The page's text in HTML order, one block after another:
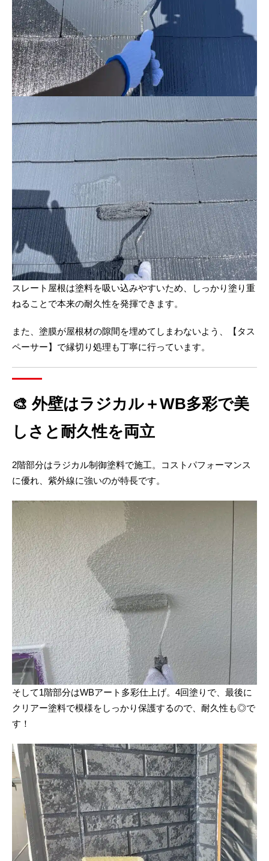
スレート屋根は塗料を吸い込みやすいため、しっかり塗り重
ねることで本来の耐久性を発揮できます。
また、塗膜が屋根材の隙間を埋めてしまわないよう、【タス
ペーサー】で縁切り処理も丁寧に行っています。
🎨 外壁はラジカル＋WB多彩で美
しさと耐久性を両立
2階部分はラジカル制御塗料で施工。コストパフォーマンス
に優れ、紫外線に強いのが特長です。
そして1階部分はWBアート多彩仕上げ。4回塗りで、最後に
クリアー塗料で模様をしっかり保護するので、耐久性も◎で
す！